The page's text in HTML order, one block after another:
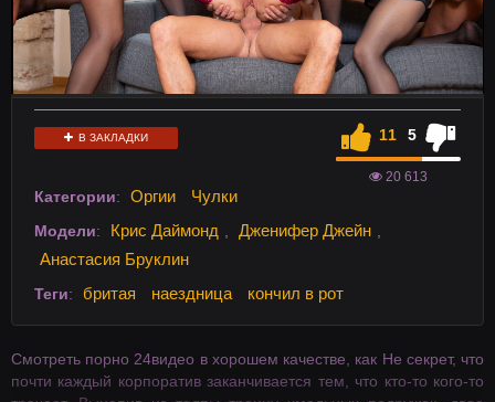
В ЗАКЛАДКИ 11 5
20 613
Категории: Оргии Чулки
Модели: Крис Даймонд Дженифер Джейн
Анастасия Бруклин
Теги: бритая наездница кончил в рот
Смотреть порно 24видео в хорошем качестве, как Не секрет, что
почти каждый корпоратив заканчивается тем, что кто-то кого-то